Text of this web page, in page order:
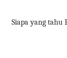
Siapa yang tahu